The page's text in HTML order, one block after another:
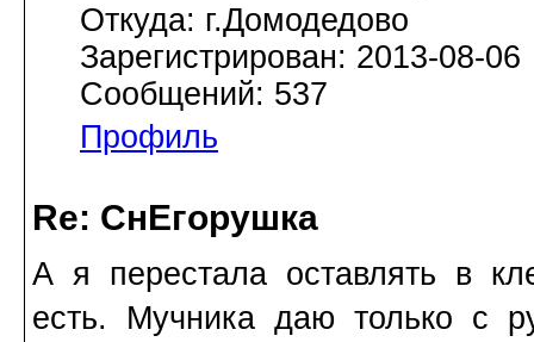
Откуда: г.Домодедово
Зарегистрирован: 2013-08-06
Сообщений: 537
Профиль
Re: СнЕгорушка
А я перестала оставлять в
есть. Мучника даю только с